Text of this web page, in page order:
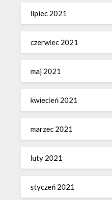
lipiec 2021
czerwiec 2021
maj 2021
kwiecień 2021
marzec 2021
luty 2021
styczeń 2021